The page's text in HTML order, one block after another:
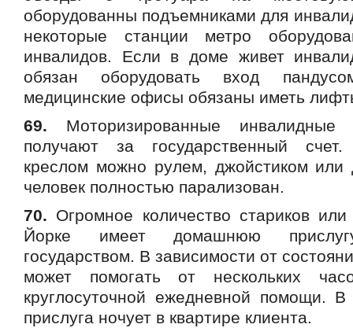
оборудованны подъемниками для
некоторые станции метро
инвалидов. Если в доме живет
обязан оборудовать вход
медицинские офисы обязаны иметь
69. Моторизированные инвалидные
получают за государственный
креслом можно рулем, джойстиком или
человек полностью парализован.
70. Огромное количество стариков
Йорке имеет домашнюю
государством. В зависимости от
может помогать от нескольких
круглосуточной ежедневной помощи.
прислуга ночует в квартире клиента.